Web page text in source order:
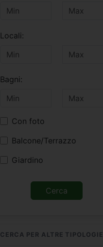
Locali:
Bagni:
Con foto
Balcone/Terrazzo
Giardino
CERCA PER ALTRE TIPOLOGIE